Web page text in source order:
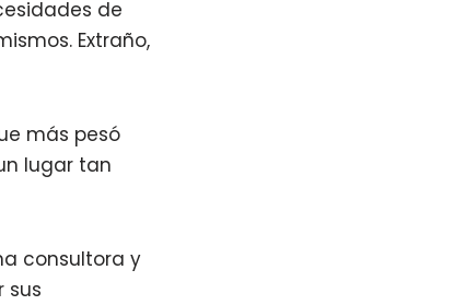
de
Extraño,
más pesó
lugar tan
consultora y
sus